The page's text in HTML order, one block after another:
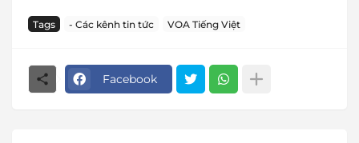
Tags - Các kênh tin tức VOA Tiếng Việt
Facebook